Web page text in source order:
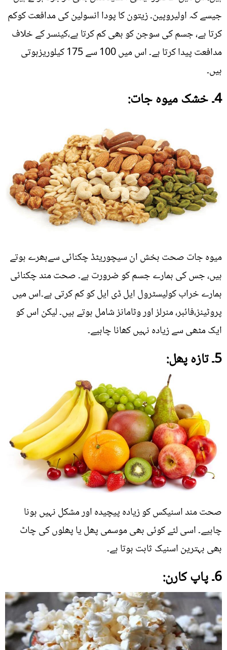
جیسے کہ اولیروپین۔ زیتون کا پودا انسولین کی مدافعت کوکم
کرتا ہے، جسم کی سوجن کو بھی کم کرتا ہے،کینسر کے خلاف
مدافعت پیدا کرتا ہے۔ اس میں 100 سے 175 کیلوریزہوتی
ہیں۔
4۔ خشک میوہ جات:
میوہ جات صحت بخش ان سیچوریٹڈ چکنائی سےبھرے ہوتے
ہیں، جس کی ہمارے جسم کو ضرورت ہے۔ صحت مند چکنائی
ہمارے خراب کولیسٹرول ایل ڈی ایل کو کم کرتی ہے۔اس میں
پروٹینز،فائبر، منرلز اور وٹامانز شامل ہوتے ہیں۔ لیکن اس کو
ایک مٹھی سے زیادہ نہیں کھانا چاہیے۔
5۔ تازہ پھل:
صحت مند اسنیکس کو زیادہ پیچیدہ اور مشکل نہیں ہونا
چاہیے۔ اسی لئے کوئی بھی موسمی پھل یا پھلوں کی چاٹ
بھی بہترین اسنیک ثابت ہوتا ہے۔
6۔ پاپ کارن: